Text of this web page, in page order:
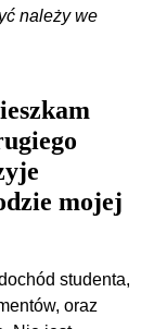
należy we
mojej
studenta,
oraz